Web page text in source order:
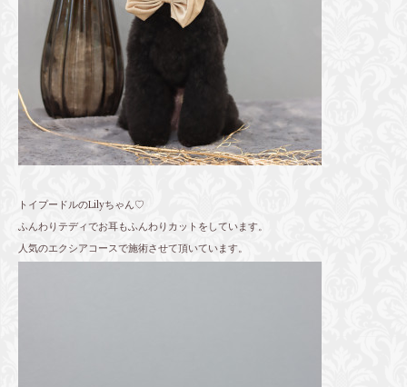
トイプードルのLilyちゃん♡
ふんわりテディでお耳もふんわりカットをしています。
人気のエクシアコースで施術させて頂いています。